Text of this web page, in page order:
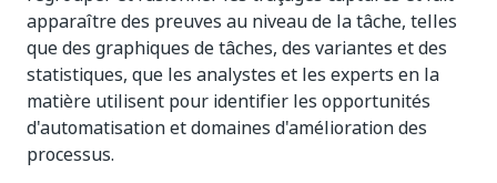
apparaître des preuves au niveau de la tâche, telles
que des graphiques de tâches, des variantes et des
statistiques, que les analystes et les experts en la
matière utilisent pour identifier les opportunités
d'automatisation et domaines d'amélioration des
processus.